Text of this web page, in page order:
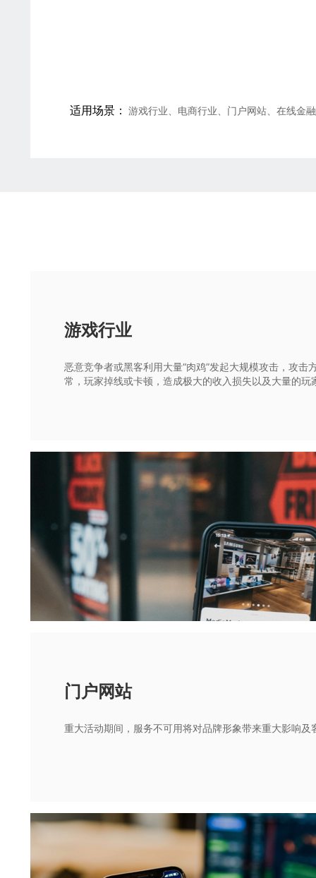
适用场景： 游戏行业、电商行业、门户网站、在线金融
游戏行业
恶意竞争者或黑客利用大量“肉鸡”发起大规模攻击，攻击
常，玩家掉线或卡顿，造成极大的收入损失以及大量的玩
门户网站
重大活动期间，服务不可用将对品牌形象带来重大影响及